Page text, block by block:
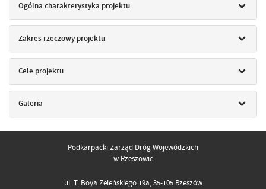
Ogólna charakterystyka projektu
Zakres rzeczowy projektu
Cele projektu
Galeria
Podkarpacki Zarząd Dróg Wojewódzkich
w Rzeszowie
ul. T. Boya Żeleńskiego 19a, 35-105 Rzeszów